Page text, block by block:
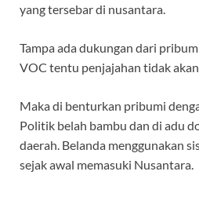
yang tersebar di nusantara.
Tampa ada dukungan dari
VOC tentu penjajahan tidak akan
Maka di benturkan pribumi
Politik belah bambu dan di adu
daerah. Belanda menggunakan
sejak awal memasuki Nusantara.